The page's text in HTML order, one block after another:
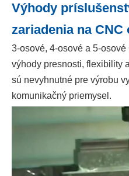
Výhody
zariadenia na CNC
3-osové, 4-osové a 5-
výhody presnosti, flexibility
sú nevyhnutné pre výrobu
komunikačný priemysel.